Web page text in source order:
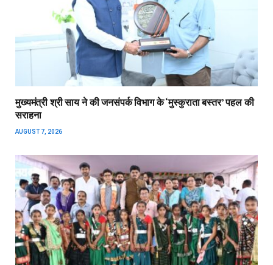
मुख्यमंत्री श्री साय ने की जनसंपर्क विभाग के ‘मुस्कुराता बस्तर’ पहल की
सराहना
AUGUST 7, 2026